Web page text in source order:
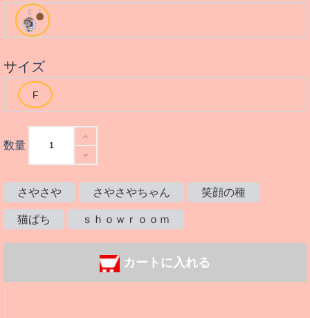
サイズ
数量
さやさや さやさやちゃん 笑顔の種
猫ぱち ｓｈｏｗｒｏｏｍ
カートに入れる